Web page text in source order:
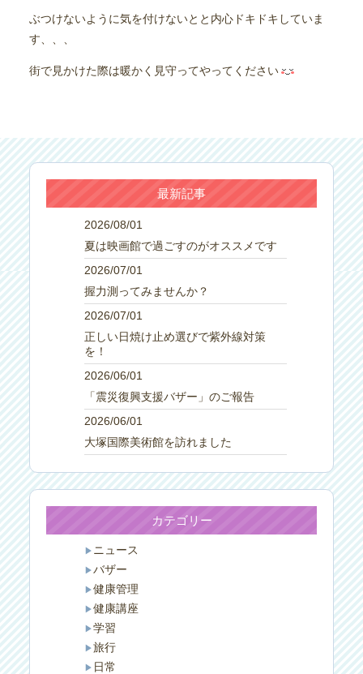
ぶつけないように気を付けないとと内心ドキドキしていま
す、、、
街で見かけた際は暖かく見守ってやってください
最新記事
2026/08/01
夏は映画館で過ごすのがオススメです
2026/07/01
握力測ってみませんか？
2026/07/01
正しい日焼け止め選びで紫外線対策
を！
2026/06/01
「震災復興支援バザー」のご報告
2026/06/01
大塚国際美術館を訪れました
カテゴリー
ニュース
バザー
健康管理
健康講座
学習
旅行
日常